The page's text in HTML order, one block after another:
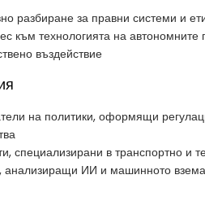
разбиране за правни системи и
към технологията на автономните
въздействие
на политики, оформящи
специализирани в транспортно и
анализиращи ИИ и машинното